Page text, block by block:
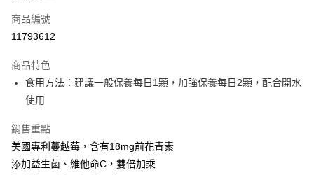
Apple Pay
悠遊付
Google Pay
全盈+PAY
AFTEE先享後付
相關說明
商品編號
11793612
商品特色
食用方法：建議一般保養每日1顆，加強保養每日2顆，配合開水
使用
銷售重點
美國專利蔓越莓，含有18mg前花青素
添加益生菌、維他命C，雙倍加乘